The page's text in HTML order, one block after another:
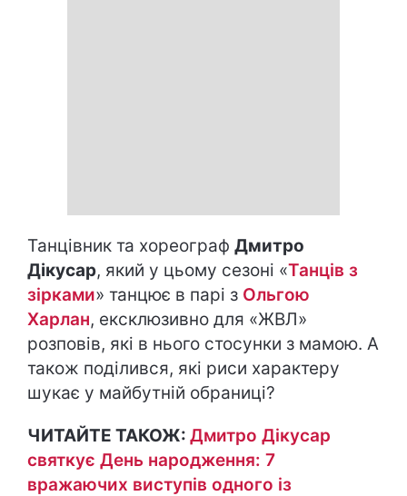
Танцівник та хореограф Дмитро
Дікусар, який у цьому сезоні «Танців з
зірками» танцює в парі з Ольгою
Харлан, ексклюзивно для «ЖВЛ»
розповів, які в нього стосунки з мамою. А
також поділився, які риси характеру
шукає у майбутній обраниці?
ЧИТАЙТЕ ТАКОЖ: Дмитро Дікусар
святкує День народження: 7
вражаючих виступів одного із